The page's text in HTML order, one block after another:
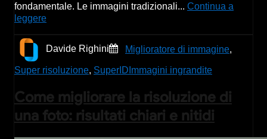
fondamentale. Le immagini tradizionali... Continua a
leggere
Davide Righini Miglioratore di immagine,
Super risoluzione, SuperID Immagini ingrandite
Come migliorare la risoluzione di
una foto: risultati chiari e nitidi